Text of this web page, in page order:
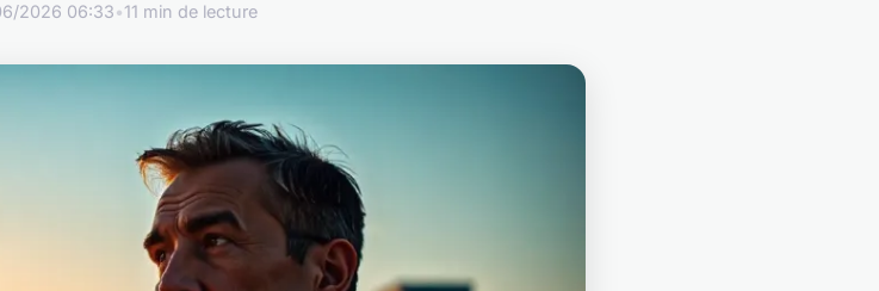
2026 06:33•11 min de lecture